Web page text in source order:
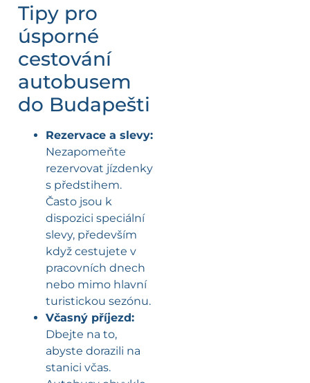
Tipy pro
úsporné
cestování
autobusem
do Budapešti
Rezervace a slevy:
Nezapomeňte
rezervovat jízdenky
s předstihem.
Často jsou k
dispozici speciální
slevy, především
když cestujete v
pracovních dnech
nebo mimo hlavní
turistickou sezónu.
Včasný příjezd:
Dbejte na to,
abyste dorazili na
stanici včas.